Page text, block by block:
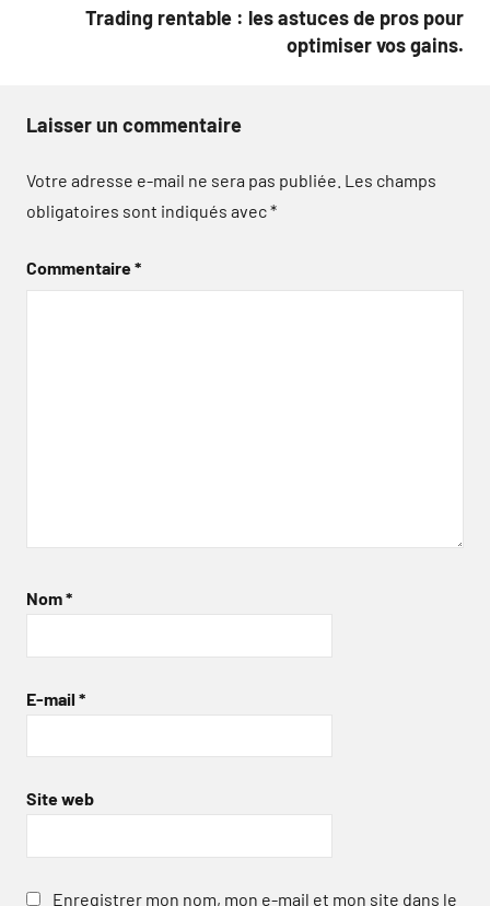
Trading rentable : les astuces de pros pour
optimiser vos gains.
Laisser un commentaire
Votre adresse e-mail ne sera pas publiée. Les champs
obligatoires sont indiqués avec*
Commentaire*
Nom*
E-mail *
Site web
Enregistrer mon nom, mon e-mail et mon site dans le